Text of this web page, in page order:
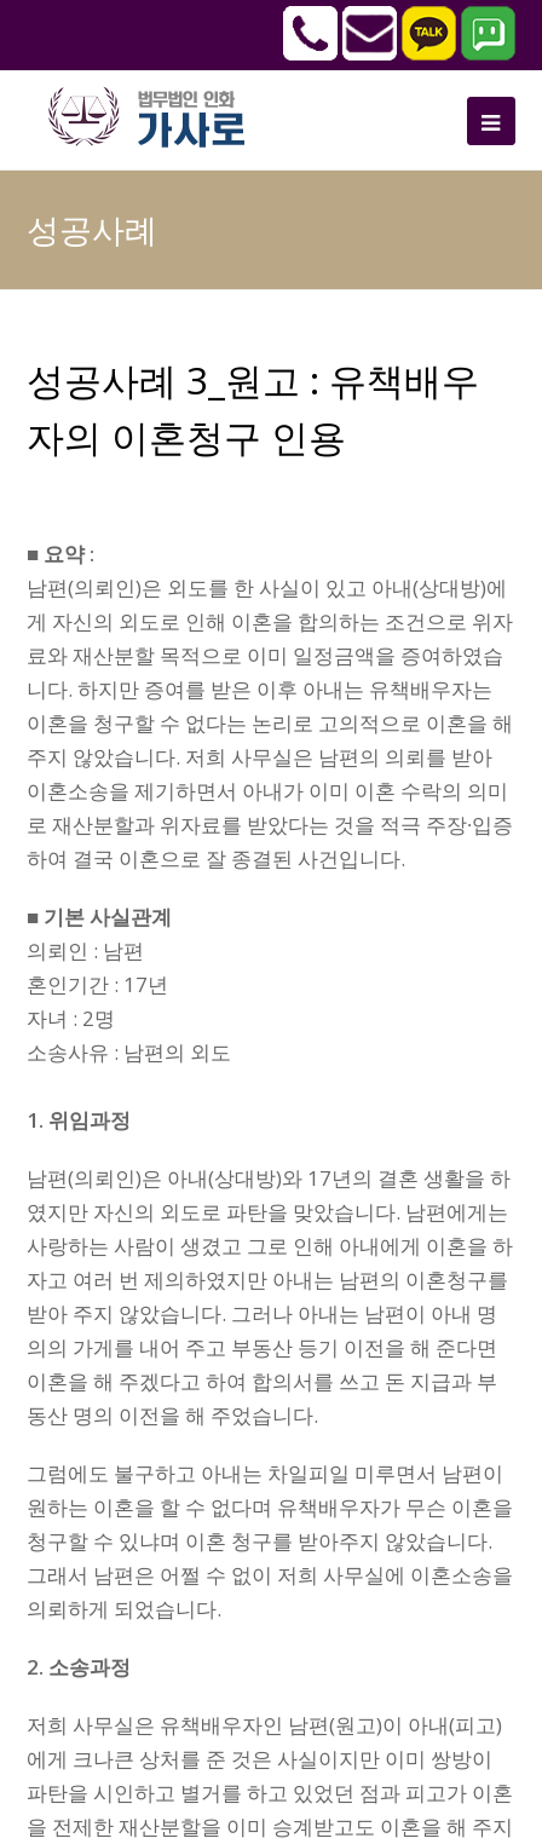
성공사례
성공사례 3_원고 : 유책배우
자의 이혼청구 인용
■ 요약 :
남편(의뢰인)은 외도를 한 사실이 있고 아내(상대방)에
게 자신의 외도로 인해 이혼을 합의하는 조건으로 위자
료와 재산분할 목적으로 이미 일정금액을 증여하였습
니다. 하지만 증여를 받은 이후 아내는 유책배우자는
이혼을 청구할 수 없다는 논리로 고의적으로 이혼을 해
주지 않았습니다. 저희 사무실은 남편의 의뢰를 받아
이혼소송을 제기하면서 아내가 이미 이혼 수락의 의미
로 재산분할과 위자료를 받았다는 것을 적극 주장∙입증
하여 결국 이혼으로 잘 종결된 사건입니다.
■ 기본 사실관계
의뢰인 : 남편
혼인기간 : 17년
자녀 : 2명
소송사유 : 남편의 외도
1. 위임과정
남편(의뢰인)은 아내(상대방)와 17년의 결혼 생활을 하
였지만 자신의 외도로 파탄을 맞았습니다. 남편에게는
사랑하는 사람이 생겼고 그로 인해 아내에게 이혼을 하
자고 여러 번 제의하였지만 아내는 남편의 이혼청구를
받아 주지 않았습니다. 그러나 아내는 남편이 아내 명
의의 가게를 내어 주고 부동산 등기 이전을 해 준다면
이혼을 해 주겠다고 하여 합의서를 쓰고 돈 지급과 부
동산 명의 이전을 해 주었습니다.
그럼에도 불구하고 아내는 차일피일 미루면서 남편이
원하는 이혼을 할 수 없다며 유책배우자가 무슨 이혼을
청구할 수 있냐며 이혼 청구를 받아주지 않았습니다.
그래서 남편은 어쩔 수 없이 저희 사무실에 이혼소송을
의뢰하게 되었습니다.
2. 소송과정
저희 사무실은 유책배우자인 남편(원고)이 아내(피고)
에게 크나큰 상처를 준 것은 사실이지만 이미 쌍방이
파탄을 시인하고 별거를 하고 있었던 점과 피고가 이혼
을 전제한 재산분할을 이미 승계받고도 이혼을 해 주지